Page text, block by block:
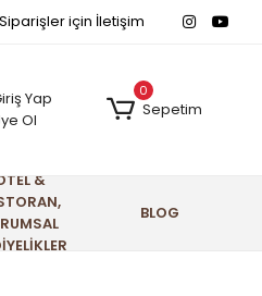
için İletişim
Yap
Ol
0
Sepetim
&
BLOG